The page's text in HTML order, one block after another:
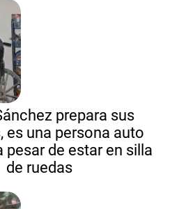
prepara sus
es una persona auto
pesar de estar en silla
de ruedas